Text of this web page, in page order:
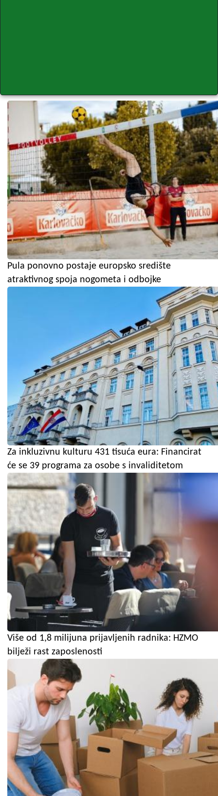
Pula ponovno postaje europsko središte
atraktivnog spoja nogometa i odbojke
Za inkluzivnu kulturu 431 tisuća eura: Financirat
će se 39 programa za osobe s invaliditetom
Više od 1,8 milijuna prijavljenih radnika: HZMO
bilježi rast zaposlenosti